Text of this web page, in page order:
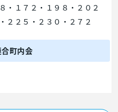
・１７２・１９８・２０２
２２５・２３０・２７２
町内会